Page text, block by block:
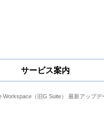
コラム
サービス案内
Google
Google
Workspace（旧G Suite） 最新アップデ